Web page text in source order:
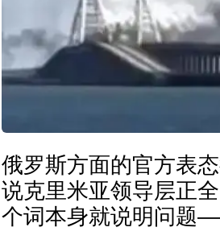
俄罗斯方面的官方表
说克里米亚领导层正
个词本身就说明问题